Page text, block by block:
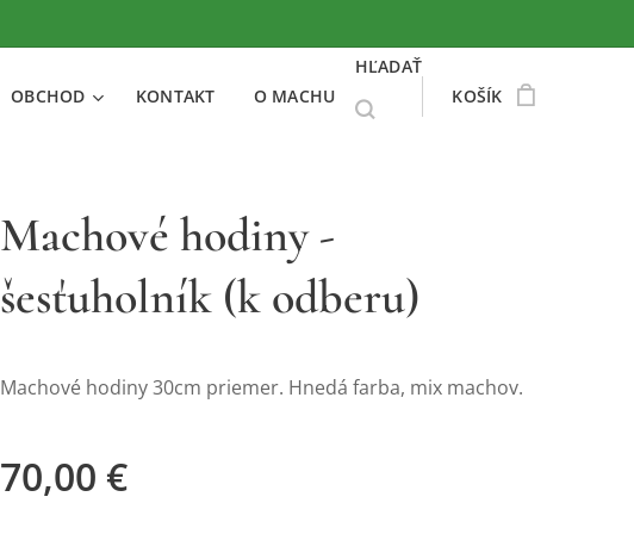
OBCHOD KONTAKT O MACHU
HĽADAŤ
KOŠÍK
Machové hodiny -
šesťuholník (k odberu)
Machové hodiny 30cm priemer. Hnedá farba, mix machov.
70,00 €